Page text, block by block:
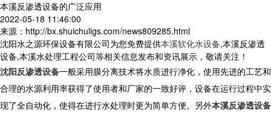
本溪反渗透设备的广泛应用
2022-05-18 11:46:00
来源：http://bx.shuichuligs.com/news809285.html
沈阳水之源环保设备有限公司为您免费提供本溪软化水设备,本溪反渗透
设备,本溪水处理工程公司等相关信息发布和资讯展示，敬请关注！
沈阳反渗透设备一般采用膜分离技术将水质进行净化，使用先进的工艺和
合理的水源利用率获得了使用者和厂家的一致好评，设备在运行过程中实
现了全自动化，使得在进行水处理时更为简单方便。另外本溪反渗透设备